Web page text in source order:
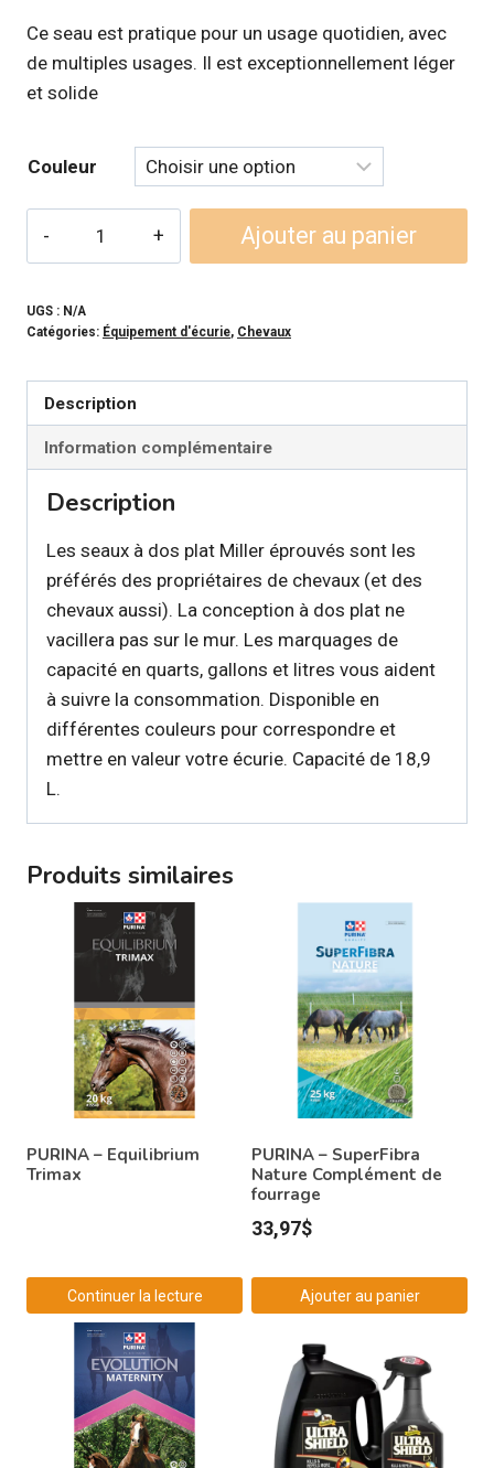
prix :
26,99$
Ce seau est pratique pour un usage quotidien, avec
de multiples usages. Il est exceptionnellement léger
et solide
Couleur
-
Chaudière
plastique
à
dos
plat
Ajouter au panier
UGS : N/A
Catégories: Équipement d'écurie, Chevaux
Description
Information complémentaire
Description
Les seaux à dos plat Miller éprouvés sont les
préférés des propriétaires de chevaux (et des
chevaux aussi). La conception à dos plat ne
vacillera pas sur le mur. Les marquages de
capacité en quarts, gallons et litres vous aident
à suivre la consommation. Disponible en
différentes couleurs pour correspondre et
mettre en valeur votre écurie. Capacité de 18,9
L.
Produits similaires
PURINA – Equilibrium
Trimax
Continuer la lecture
PURINA – SuperFibra
Nature Complément de
fourrage
33,97$
Ajouter au panier